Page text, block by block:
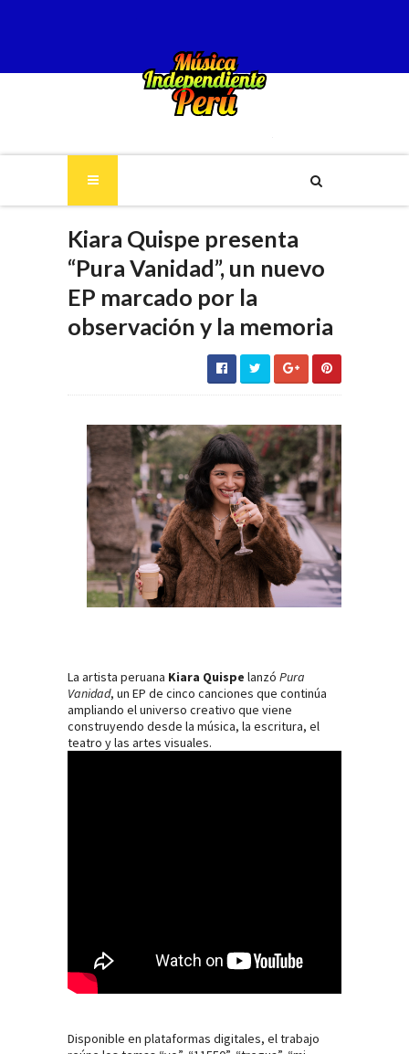
Kiara Quispe presenta
“Pura Vanidad”, un nuevo
EP marcado por la
observación y la memoria
La artista peruana Kiara Quispe lanzó Pura
Vanidad, un EP de cinco canciones que continúa
ampliando el universo creativo que viene
construyendo desde la música, la escritura, el
teatro y las artes visuales.
Disponible en plataformas digitales, el trabajo